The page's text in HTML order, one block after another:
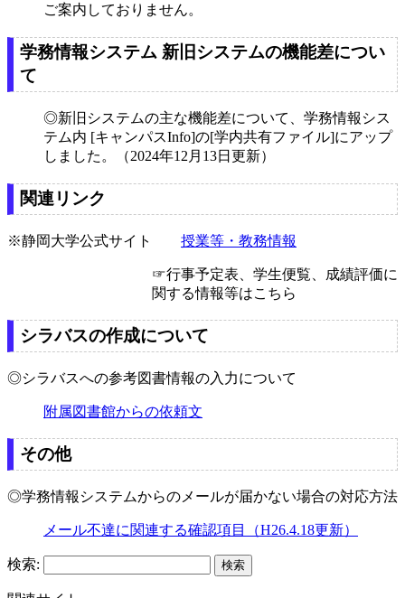
ご案内しておりません。
学務情報システム 新旧システムの機能差につい
て
◎新旧システムの主な機能差について、 学務情報シス
テム内 [キャンパスInfo]の[学内共有ファイル]にアップ
しました。（2024年12月13日更新）
関連リンク
※静岡大学公式サイト 授業等・教務情報
☞行事予定表、学生便覧、成績評価に
関する情報等はこちら
シラバスの作成について
◎シラバスへの参考図書情報の入力について
附属図書館からの依頼文
その他
◎学務情報システムからのメールが届かない場合の対応方法
メール不達に関連する確認項目（H26.4.18更新）
検索: